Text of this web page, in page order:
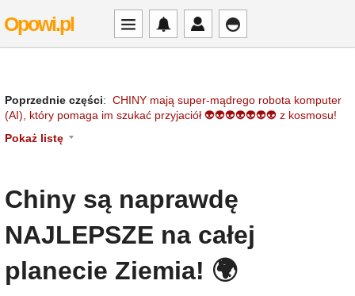
Opowi.pl
Poprzednie części: CHINY mają super-mądrego robota komputer
(AI), który pomaga im szukać przyjaciół 👽👽👽👽👽👽👽 z kosmosu!
Pokaż listę
Chiny są naprawdę
NAJLEPSZE na całej
planecie Ziemia! 🌍